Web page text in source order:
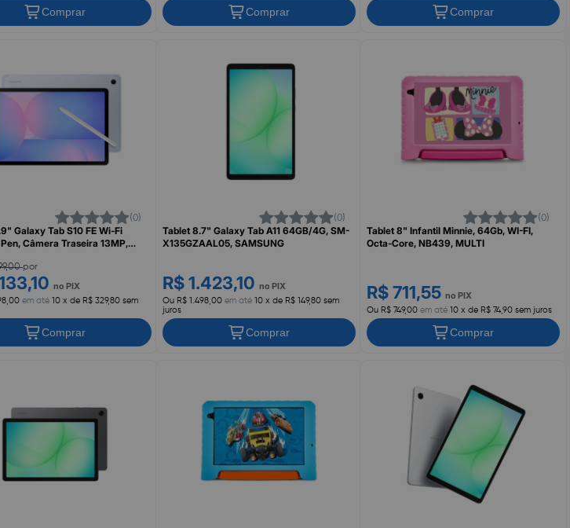
Comprar Comprar Comprar
(0)
Galaxy Tab S10 FE Wi-Fi
Pen, Câmera Traseira 13MP,
por
no PIX
em até 10 x de R$ 329,80 sem
Comprar
(0)
Tablet 8.7" Galaxy Tab A11 64GB/4G, SM-
X135GZAAL05, SAMSUNG
R$ 1.423,10 no PIX
Ou R$ 1.498,00 em até 10 x de R$ 149,80 sem
juros
Comprar
(0)
Tablet 8" Infantil Minnie, 64Gb, WI-FI,
Octa-Core, NB439, MULTI
R$ 711,55 no PIX
Ou R$ 749,00 em até 10 x de R$ 74,90 sem juros
Comprar